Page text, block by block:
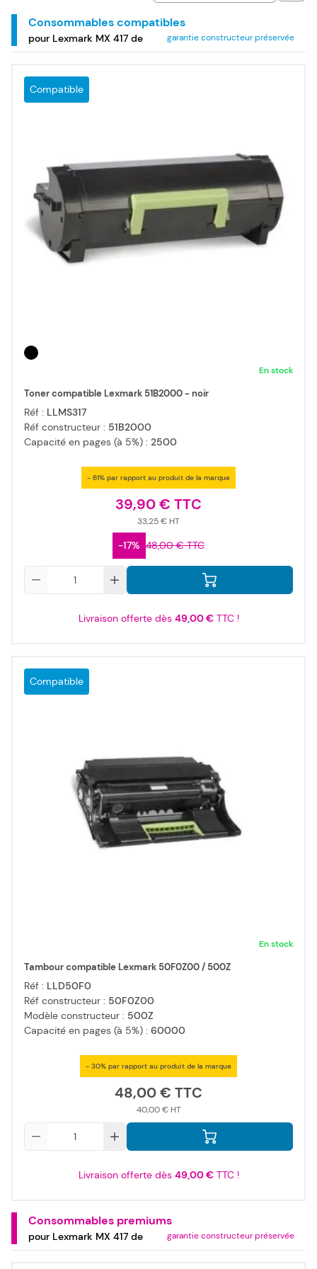
Consommables compatibles
garantie constructeur préservée
pour Lexmark MX 417 de
Compatible
En stock
Toner compatible Lexmark 51B2000 - noir
Réf : LLMS317
Réf constructeur : 51B2000
Capacité en pages (à 5%) : 2500
- 61% par rapport au produit de la marque
39,90 €
33,25 €
-17% 48,00 €
Livraison offerte dès 49,00 €TTC !
Compatible
En stock
Tambour compatible Lexmark 50F0Z00 / 500Z
Réf : LLD50F0
Réf constructeur : 50F0Z00
Modèle constructeur : 500Z
Capacité en pages (à 5%) : 60000
- 30% par rapport au produit de la marque
48,00 €
40,00 €
Livraison offerte dès 49,00 €TTC !
Consommables premiums
garantie constructeur préservée
pour Lexmark MX 417 de